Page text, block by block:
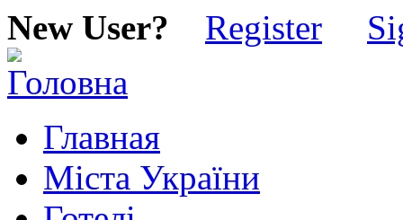
New User? Register
Главная
Міста України